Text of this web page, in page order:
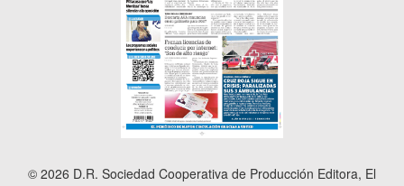
© 2026 D.R. Sociedad Cooperativa de Producción Editora, El